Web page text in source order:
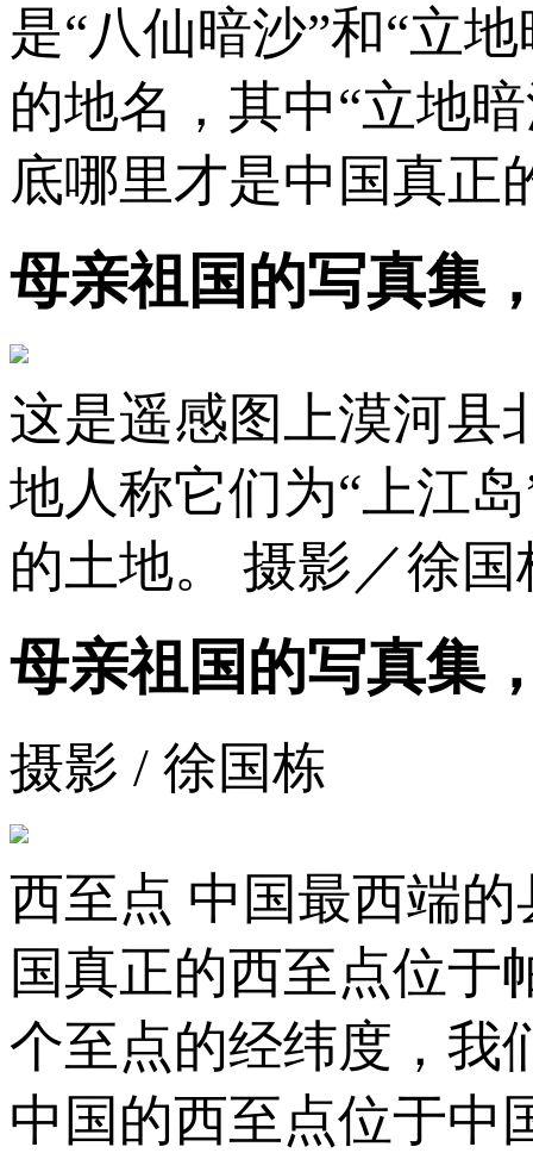
是“八仙暗沙”和“立
的地名，其中“立地
底哪里才是中国真正
母亲祖国的写真集
这是遥感图上漠河县
地人称它们为“上江
的土地。 摄影／徐国
母亲祖国的写真集
摄影 / 徐国栋
西至点 中国最西端
国真正的西至点位于
个至点的经纬度，我
中国的西至点位于中